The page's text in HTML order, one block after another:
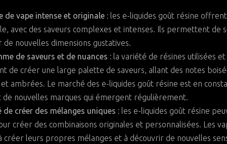
de vape intense et originale : les e-liquides goût résine
avec des saveurs complexes et intenses. Ils permettent de
de nouvelles dimensions gustatives.
de saveurs et de nuances : la variété de résines utilisées
de créer une large palette de saveurs, allant des notes
ambrées. Le marché des e-liquides goût résine est en
de nouvelles marques qui émergent régulièrement.
de créer des mélanges uniques : les e-liquides goût résine
créer des combinaisons originales et personnalisées. Les
créer leurs propres mélanges et à découvrir de nouvelles